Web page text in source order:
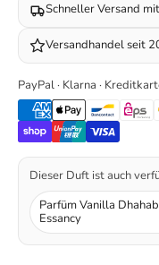
Schneller Versand
Versandhandel seit
PayPal · Klarna ·
Dieser Duft ist auch
Parfüm Vanilla
Essancy